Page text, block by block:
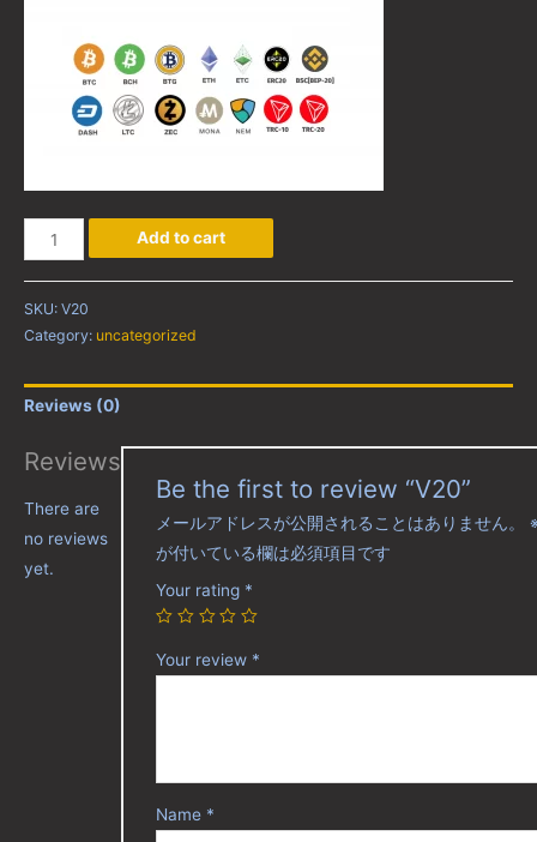
V20
quantity
Add to cart
SKU: V20
Category: uncategorized
Reviews (0)
Reviews
There are
no reviews
yet.
Be the first to review “V20”
メールアドレスが公開されることはありません。
が付いている欄は必須項目です
Your rating *
Your review *
Name *